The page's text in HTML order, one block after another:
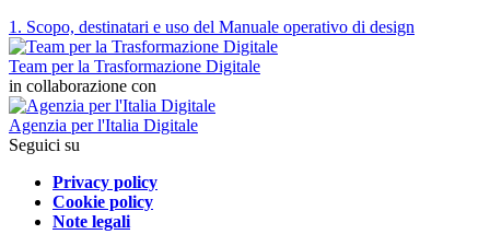
1. Scopo, destinatari e uso del Manuale operativo di design
Team per la Trasformazione Digitale
in collaborazione con
Agenzia per l'Italia Digitale
Seguici su
Privacy policy
Cookie policy
Note legali